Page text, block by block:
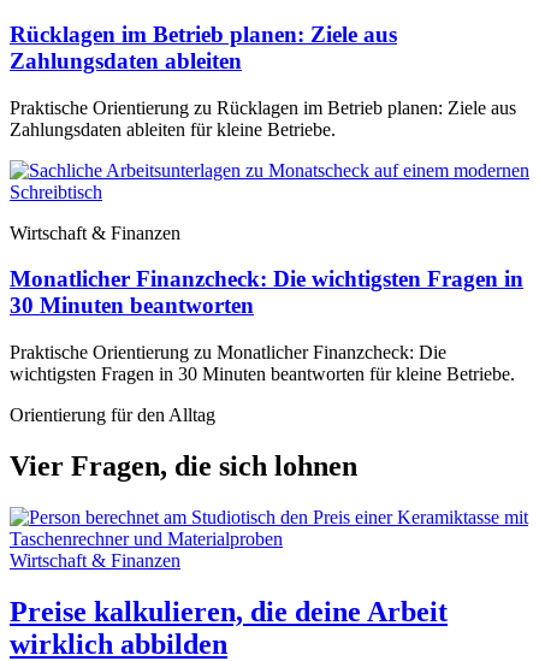
Rücklagen im Betrieb planen: Ziele aus
Zahlungsdaten ableiten
Praktische Orientierung zu Rücklagen im Betrieb planen: Ziele aus
Zahlungsdaten ableiten für kleine Betriebe.
Wirtschaft & Finanzen
Monatlicher Finanzcheck: Die wichtigsten Fragen in
30 Minuten beantworten
Praktische Orientierung zu Monatlicher Finanzcheck: Die
wichtigsten Fragen in 30 Minuten beantworten für kleine Betriebe.
Orientierung für den Alltag
Vier Fragen, die sich lohnen
Wirtschaft & Finanzen
Preise kalkulieren, die deine Arbeit
wirklich abbilden